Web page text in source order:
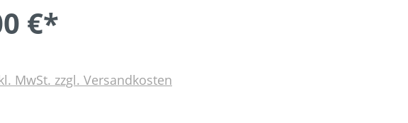
€*
MwSt. zzgl. Versandkosten